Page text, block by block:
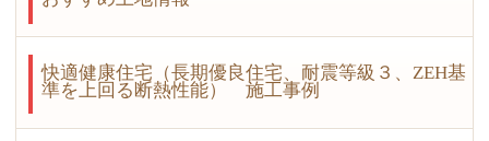
快適健康住宅（長期優良住宅、耐震等級３、ZEH基
準を上回る断熱性能） 施工事例